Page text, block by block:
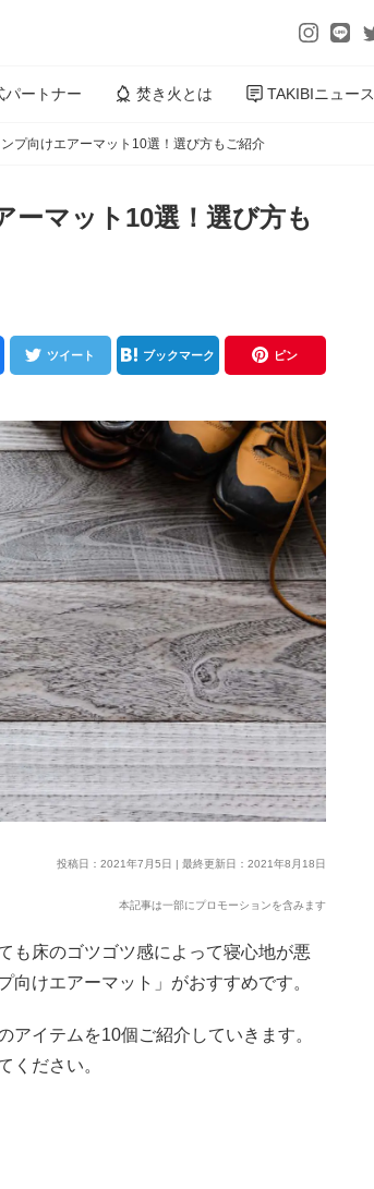
パートナー 焚き火とは TAKIBIニュース
プ向けエアーマット10選！選び方もご紹介
ーマット10選！選び方も
ツイート ブックマーク ピン
投稿日：2021年7月5日 | 最終更新日：2021年8月18日
本記事は一部にプロモーションを含みます
も床のゴツゴツ感によって寝心地が悪
けエアーマット」がおすすめです。
イテムを10個ご紹介していきます。
ください。